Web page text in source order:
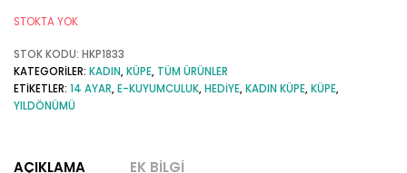
STOKTA YOK
STOK KODU: HKP1833
KATEGORILER: KADIN,KÜPE, TÜM ÜRÜNLER
ETIKETLER: 14 AYAR,E-KUYUMCULUK,HEDIYE,KADIN KÜPE,KÜPE,
YILDÖNÜMÜ
AÇIKLAMA EK BILGI